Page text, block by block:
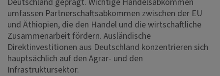
umfassen Partnerschaftsabkommen zwischen der EU
und Äthiopien, die den Handel und die wirtschaftliche
Zusammenarbeit fördern. Ausländische
Direktinvestitionen aus Deutschland konzentrieren sich
hauptsächlich auf den Agrar- und den
Infrastruktursektor.